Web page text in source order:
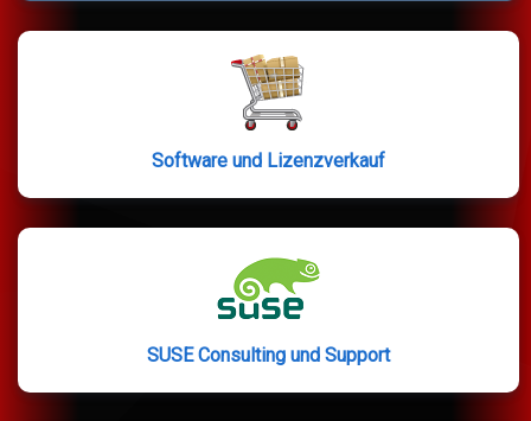
Software und Lizenzverkauf
SUSE Consulting und Support